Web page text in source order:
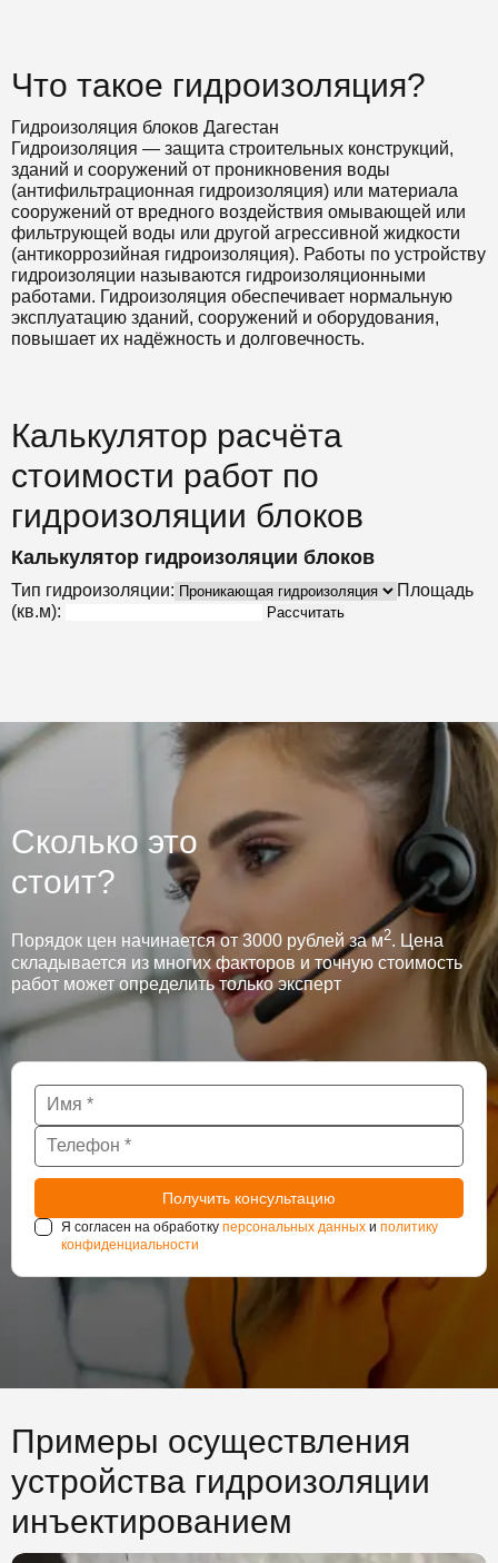
Что такое гидроизоляция?
Гидроизоляция блоков Дагестан
Гидроизоляция — защита строительных конструкций,
зданий и сооружений от проникновения воды
(антифильтрационная гидроизоляция) или материала
сооружений от вредного воздействия омывающей или
фильтрующей воды или другой агрессивной жидкости
(антикоррозийная гидроизоляция). Работы по устройству
гидроизоляции называются гидроизоляционными
работами. Гидроизоляция обеспечивает нормальную
эксплуатацию зданий, сооружений и оборудования,
повышает их надёжность и долговечность.
Калькулятор расчёта
стоимости работ по
гидроизоляции блоков
Калькулятор гидроизоляции блоков
Тип гидроизоляции:
Площадь
(кв.м):
Рассчитать
Сколько это
стоит?
Порядок цен начинается от 3000 рублей за м2. Цена
складывается из многих факторов и точную стоимость
работ может определить только эксперт
Я согласен на обработку персональных данных и политику
конфиденциальности
Примеры осуществления
устройства гидроизоляции
инъектированием